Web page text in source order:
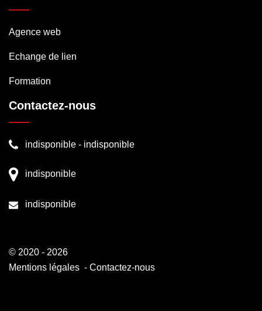
Agence web
Echange de lien
Formation
Contactez-nous
indisponible - indisponible
indisponible
indisponible
© 2020 - 2026
Mentions légales - Contactez-nous